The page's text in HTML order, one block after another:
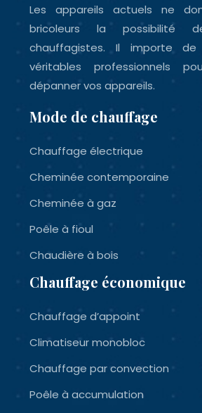
Les appareils actuels ne
bricoleurs la possibilité de
chauffagistes. Il importe
véritables professionnels
dépanner vos appareils.
Mode de chauffage
Chauffage électrique
Cheminée contemporaine
Cheminée à gaz
Poêle à fioul
Chaudière à bois
Chauffage économique
Chauffage d’appoint
Climatiseur monobloc
Chauffage par convection
Poêle à accumulation